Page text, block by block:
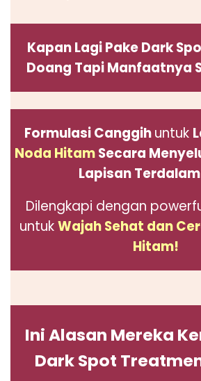
Kapan Lagi Pake Dark
Doang Tapi Manfaatnya
Formulasi Canggihuntuk
Noda Hitam Secara
Lapisan
Dilengkapi dengan
untukWajah Sehat dan
Hitam!
Ini Alasan Mereka
Dark Spot